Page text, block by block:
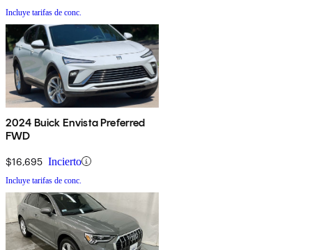
Incluye tarifas de conc.
2024 Buick Envista Preferred
FWD
$16,695 Incierto
Incluye tarifas de conc.